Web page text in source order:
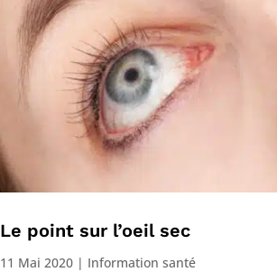
Le point sur l’oeil sec
11 Mai 2020 | Information santé